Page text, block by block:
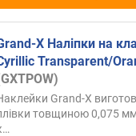
X Наліпки на
Transparent/
Grand-X
товщиною 0,075